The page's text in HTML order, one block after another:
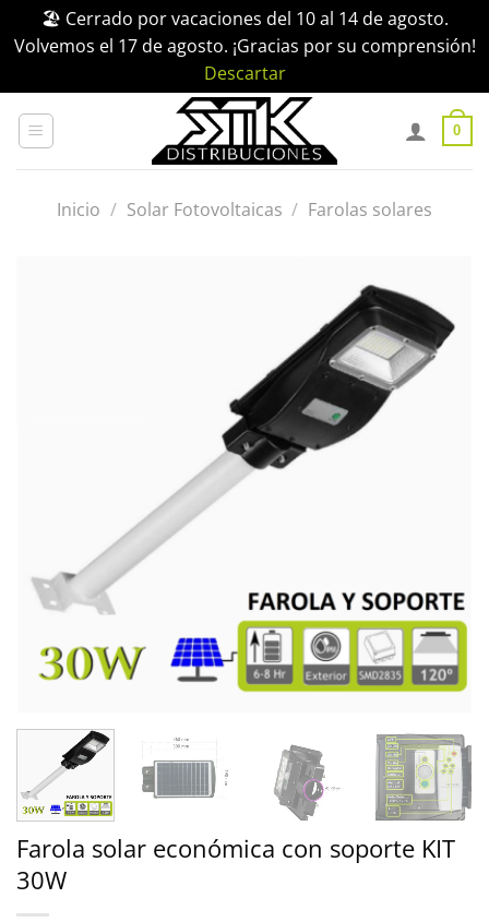
🏖️ Cerrado por vacaciones del 10 al 14 de agosto.
Volvemos el 17 de agosto. ¡Gracias por su comprensión!
Descartar
0
Inicio / Solar Fotovoltaicas / Farolas solares
Farola solar económica con soporte KIT
30W